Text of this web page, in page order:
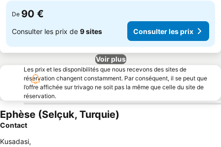
De 90 €
Consulter les prix de 9 sites Consulter les prix
Voir plus
Les prix et les disponibilités que nous recevons des sites de
réservation changent constamment. Par conséquent, il se peut que
l’offre affichée sur trivago ne soit pas la même que celle du site de
réservation.
Ephèse (Selçuk, Turquie)
Contact
Kusadasi,